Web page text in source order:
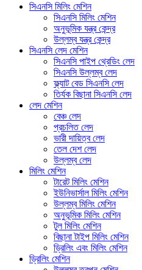
সিএনসি মিলিং মেশিন
সিএনসি মিলিং মেশিন
অনুভূমিক যন্ত্র কেন্দ্র
উল্লম্ব যন্ত্র কেন্দ্র
সিএনসি লেদ মেশিন
সিএনসি পাইপ থ্রেডিং লেদ
সিএনসি উল্লম্ব লেদ
ফ্ল্যাট বেড সিএনসি লেদ
তির্যক বিছানা সিএনসি লেদ
লেদ মেশিন
বেঞ্চ লেদ
প্রচলিত লেদ
ভারী দায়িত্ব লেদ
তেল দেশ লেদ
উল্লম্ব লেদ
মিলিং মেশিন
টারেট মিলিং মেশিন
ইউনিভার্সাল মিলিং মেশিন
উল্লম্ব মিলিং মেশিন
অনুভূমিক মিলিং মেশিন
টুল মিলিং মেশিন
বিছানা টাইপ মিলিং মেশিন
ড্রিলিং এবং মিলিং মেশিন
ড্রিলিং মেশিন